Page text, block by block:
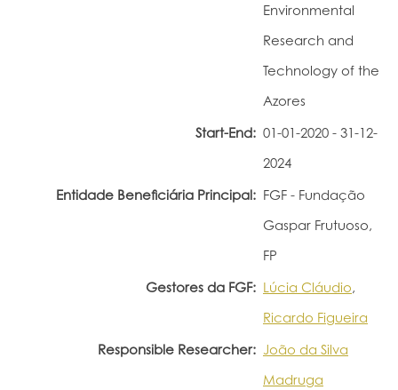
Environmental
Research and
Technology of the
Azores
Start-End: 01-01-2020 - 31-12-
2024
Entidade Beneficiária Principal: FGF - Fundação
Gaspar Frutuoso,
FP
Gestores da FGF: Lúcia Cláudio,
Ricardo Figueira
Responsible Researcher: João da Silva
Madruga